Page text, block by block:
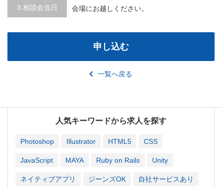
3.相談会当日 会場にお越しください。
申し込む
一覧へ戻る
人気キーワードから求人を探す
Photoshop Illustrator HTML5 CSS
JavaScript MAYA Ruby on Rails Unity
ネイティブアプリ ジーンズOK 自社サービスあり